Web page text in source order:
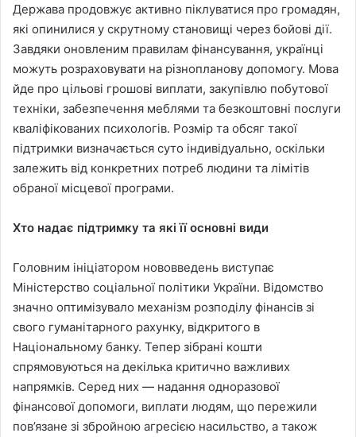
Держава продовжує активно піклуватися про громадян,
які опинилися у скрутному становищі через бойові дії.
Завдяки оновленим правилам фінансування, українці
можуть розраховувати на різнопланову допомогу. Мова
йде про цільові грошові виплати, закупівлю побутової
техніки, забезпечення меблями та безкоштовні послуги
кваліфікованих психологів. Розмір та обсяг такої
підтримки визначається суто індивідуально, оскільки
залежить від конкретних потреб людини та лімітів
обраної місцевої програми.
Хто надає підтримку та які її основні види
Головним ініціатором нововведень виступає
Міністерство соціальної політики України. Відомство
значно оптимізувало механізм розподілу фінансів зі
свого гуманітарного рахунку, відкритого в
Національному банку. Тепер зібрані кошти
спрямовуються на декілька критично важливих
напрямків. Серед них — надання одноразової
фінансової допомоги, виплати людям, що пережили
пов’язане зі збройною агресією насильство, а також